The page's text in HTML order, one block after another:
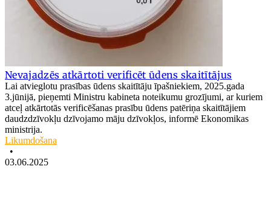
Nevajadzēs atkārtoti verificēt ūdens skaitītājus
Lai atvieglotu prasības ūdens skaitītāju īpašniekiem, 2025.gada
3.jūnijā, pieņemti Ministru kabineta noteikumu grozījumi, ar kuriem
atceļ atkārtotās verificēšanas prasību ūdens patēriņa skaitītājiem
daudzdzīvokļu dzīvojamo māju dzīvokļos, informē Ekonomikas
ministrija.
Likumdošana
•
03.06.2025